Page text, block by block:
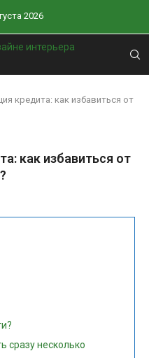
2026
кредита: как избавиться от
как избавиться от
сразу несколько